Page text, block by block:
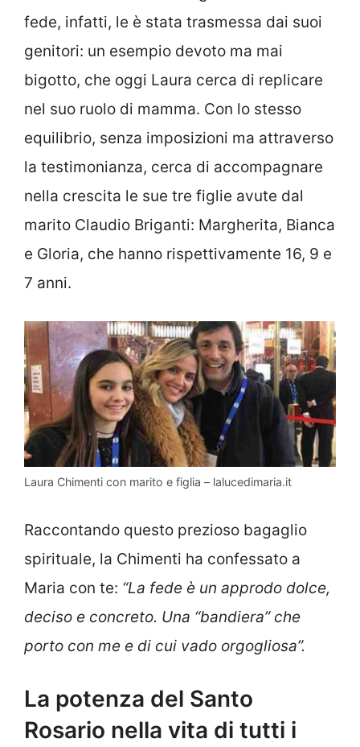
fede, infatti, le è stata trasmessa dai suoi
genitori: un esempio devoto ma mai
bigotto, che oggi Laura cerca di replicare
nel suo ruolo di mamma. Con lo stesso
equilibrio, senza imposizioni ma attraverso
la testimonianza, cerca di accompagnare
nella crescita le sue tre figlie avute dal
marito Claudio Briganti: Margherita, Bianca
e Gloria, che hanno rispettivamente 16, 9 e
7 anni.
Laura Chimenti con marito e figlia – lalucedimaria.it
Raccontando questo prezioso bagaglio
spirituale, la Chimenti ha confessato a
Maria con te: “La fede è un approdo dolce,
deciso e concreto. Una “bandiera” che
porto con me e di cui vado orgogliosa”.
La potenza del Santo
Rosario nella vita di tutti i